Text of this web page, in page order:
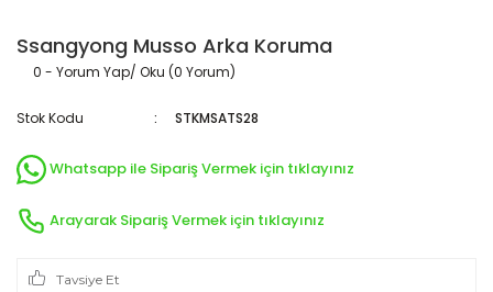
Ssangyong Musso Arka Koruma
0 - Yorum Yap/ Oku (0 Yorum)
Stok Kodu STKMSATS28
Whatsapp ile Sipariş Vermek için tıklayınız
Arayarak Sipariş Vermek için tıklayınız
Tavsiye Et